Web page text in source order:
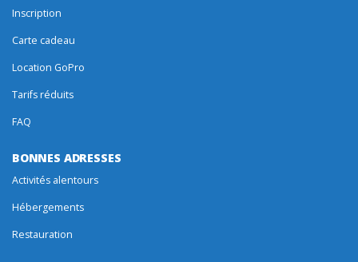
Inscription
Carte cadeau
Location GoPro
Tarifs réduits
FAQ
BONNES ADRESSES
Activités alentours
Hébergements
Restauration